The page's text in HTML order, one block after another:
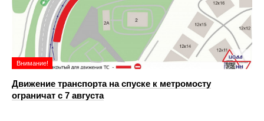
Внимание!
Движение транспорта на спуске к метромосту
ограничат с 7 августа